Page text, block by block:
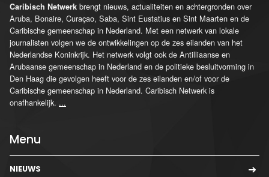
Caribisch Netwerk brengt nieuws, actualiteiten en achtergronden over
Aruba, Bonaire, Curaçao, Saba, Sint Eustatius en Sint Maarten en de
Caribische gemeenschap in Nederland. Met een netwerk van lokale
journalisten volgen we de ontwikkelingen op de zes eilanden van het
Nederlandse Koninkrijk. Het netwerk volgt ook de Antilliaanse en
Arubaanse gemeenschap in Nederland en de politieke besluitvorming in
Den Haag die gevolgen heeft voor de zes eilanden en/of voor de
Caribische gemeenschap in Nederland. Caribisch Netwerk is
onafhankelijk. ...
Menu
NIEUWS